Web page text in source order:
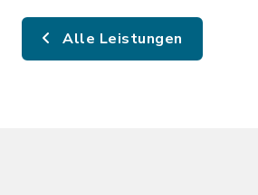
Alle Leistungen